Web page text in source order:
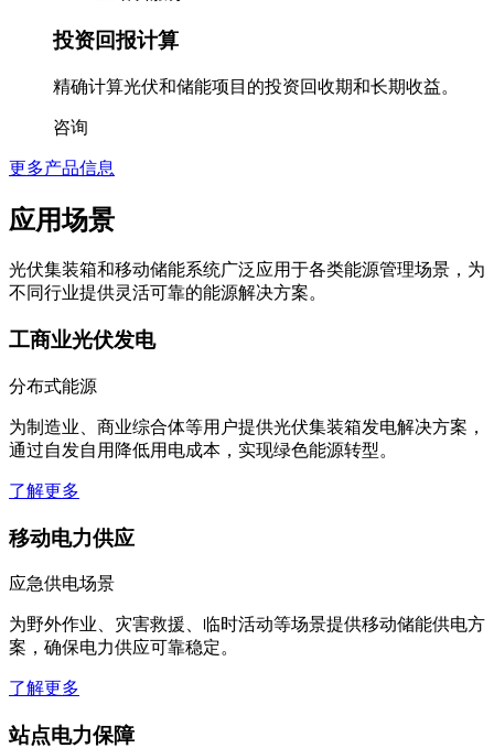
投资回报计算
精确计算光伏和储能项目的投资回收期和长期收益。
咨询
更多产品信息
应用场景
光伏集装箱和移动储能系统广泛应用于各类能源管理场景，为
不同行业提供灵活可靠的能源解决方案。
工商业光伏发电
分布式能源
为制造业、商业综合体等用户提供光伏集装箱发电解决方案，
通过自发自用降低用电成本，实现绿色能源转型。
了解更多
移动电力供应
应急供电场景
为野外作业、灾害救援、临时活动等场景提供移动储能供电方
案，确保电力供应可靠稳定。
了解更多
站点电力保障